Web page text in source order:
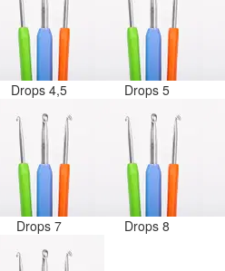
Drops 4,5 Drops 5
Drops 7 Drops 8